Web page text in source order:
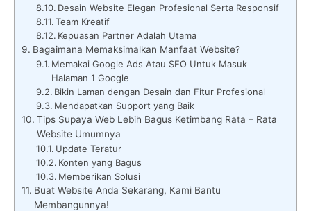
Desain Website Elegan Profesional Serta Responsif
Team Kreatif
Kepuasan Partner Adalah Utama
Bagaimana Memaksimalkan Manfaat Website?
Memakai Google Ads Atau SEO Untuk Masuk
Halaman 1 Google
Bikin Laman dengan Desain dan Fitur Profesional
Mendapatkan Support yang Baik
Tips Supaya Web Lebih Bagus Ketimbang Rata – Rata
Website Umumnya
Update Teratur
Konten yang Bagus
Memberikan Solusi
Buat Website Anda Sekarang, Kami Bantu
Membangunnya!